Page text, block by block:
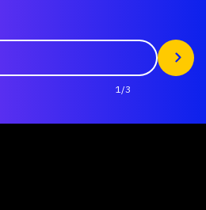
1/3